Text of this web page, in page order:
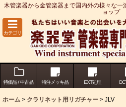
木管楽器から金管楽器まで国内外の様々な
ョップ
カテゴリ
特価品 / 中古品 特注メッキ品 EXT処理
ホーム > クラリネット用リガチャー > JLV